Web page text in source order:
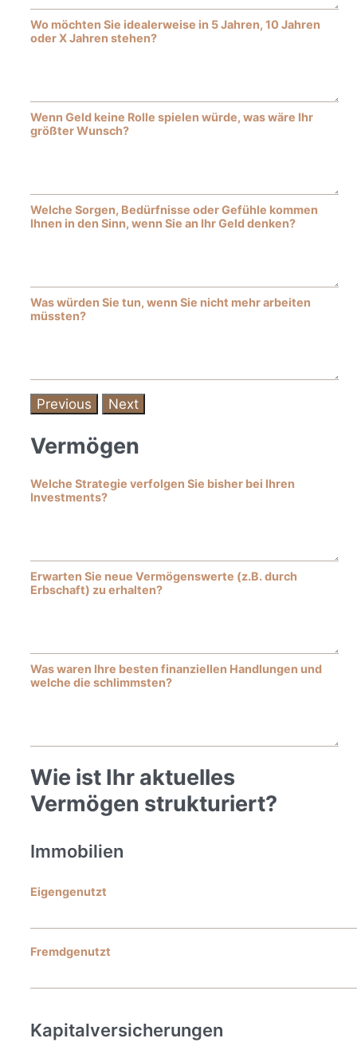
Wo möchten Sie idealerweise in 5 Jahren, 10 Jahren
oder X Jahren stehen?
Wenn Geld keine Rolle spielen würde, was wäre Ihr
größter Wunsch?
Welche Sorgen, Bedürfnisse oder Gefühle kommen
Ihnen in den Sinn, wenn Sie an Ihr Geld denken?
Was würden Sie tun, wenn Sie nicht mehr arbeiten
müssten?
Previous Next
Vermögen
Welche Strategie verfolgen Sie bisher bei Ihren
Investments?
Erwarten Sie neue Vermögenswerte (z.B. durch
Erbschaft) zu erhalten?
Was waren Ihre besten finanziellen Handlungen und
welche die schlimmsten?
Wie ist Ihr aktuelles
Vermögen strukturiert?
Immobilien
Eigengenutzt
Fremdgenutzt
Kapitalversicherungen